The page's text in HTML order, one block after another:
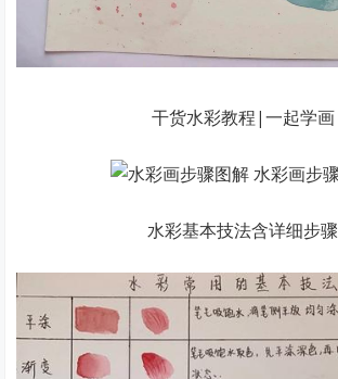
干货水彩教程|一起学画
水彩基本技法含详细步骤